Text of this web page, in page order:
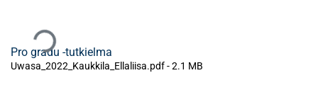
Pro gradu -tutkielma
Uwasa_2022_Kaukkila_Ellaliisa.pdf -2.1 MB